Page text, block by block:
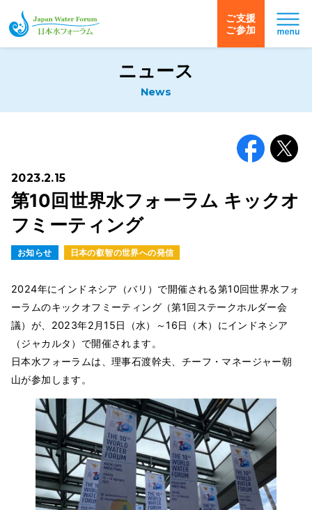
日本水フォーラム
ご支援
ご参加
ニュース
News
2023.2.15
第10回世界水フォーラム キックオ
フミーティング
お知らせ 日本の叡智の世界への発信
2024年にインドネシア（バリ）で開催される第10回世界水フォ
ーラムのキックオフミーティング（第1回ステークホルダー会
議）が、2023年2月15日（水）～16日（木）にインドネシア
（ジャカルタ）で開催されます。
日本水フォーラムは、理事石渡幹夫、チーフ・マネージャー朝
山が参加します。